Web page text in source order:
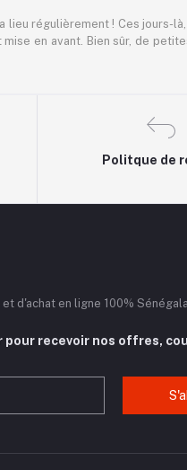
a lieu régulièrement ! Ces
en avant. Bien sûr, de
Politque de
d'achat en ligne 100%
recevoir nos offres,